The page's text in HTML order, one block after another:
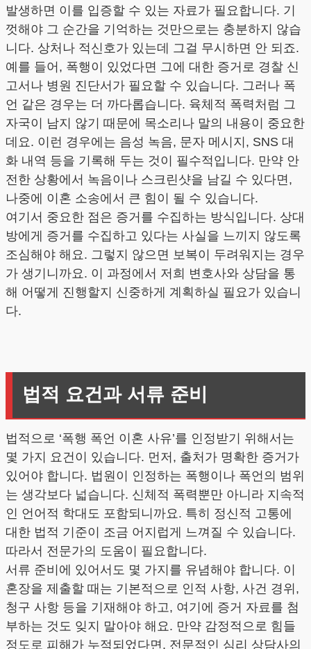
발생하면 이를 입증할 수 있는 자료가 필요합니다. 기
껏해야 그 순간을 기억하는 것만으로는 충분하지 않습
니다. 상처나 적신호가 있는데 그걸 무시하면 안 되죠.
예를 들어, 폭행이 있었다면 그에 대한 증거로 경찰 신
고서나 병원 진단서가 필요할 수 있습니다. 그러나 폭
언 같은 경우는 더 까다롭습니다. 육체적 폭력처럼 그
자국이 남지 않기 때문에 목소리나 말의 내용이 중요한
데요. 이런 경우에는 음성 녹음, 문자 메시지, SNS 대
화 내역 등을 기록해 두는 것이 필수적입니다. 만약 안
전한 상황에서 녹음이나 스크린샷을 남길 수 있다면,
나중에 이혼 소송에서 큰 힘이 될 수 있습니다.
여기서 중요한 점은 증거를 수집하는 방식입니다. 상대
방에게 증거를 수집하고 있다는 사실을 느끼지 않도록
조심해야 해요. 그렇지 않으면 보복이 두려워지는 경우
가 생기니까요. 이 과정에서 저희 변호사와 상담을 통
해 어떻게 진행할지 신중하게 계획하실 필요가 있습니
다.
법적 요건과 서류 준비
법적으로 ‘폭행 폭언 이혼 사유’를 인정받기 위해서는
몇 가지 요건이 있습니다. 먼저, 출처가 명확한 증거가
있어야 합니다. 법원이 인정하는 폭행이나 폭언의 범위
는 생각보다 넓습니다. 신체적 폭력뿐만 아니라 지속적
인 언어적 학대도 포함되니까요. 특히 정신적 고통에
대한 법적 기준이 조금 어지럽게 느껴질 수 있습니다.
따라서 전문가의 도움이 필요합니다.
서류 준비에 있어서도 몇 가지를 유념해야 합니다. 이
혼장을 제출할 때는 기본적으로 인적 사항, 사건 경위,
청구 사항 등을 기재해야 하고, 여기에 증거 자료를 첨
부하는 것도 잊지 말아야 해요. 만약 감정적으로 힘들
정도로 피해가 누적되었다면, 전문적인 심리 상담사의